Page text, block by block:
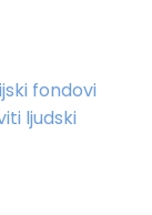
fondovi
ljudski